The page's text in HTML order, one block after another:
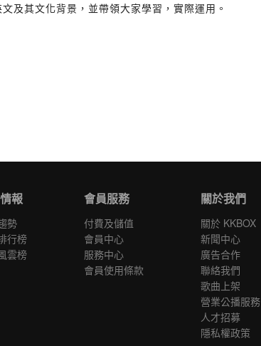
及其文化背景，並帶領大家學習，實際運用。
報
勢
行榜
雲榜
會員服務
付費及儲值
會員中心
服務中心
會員使用條款
關於我們
關於 KKBOX
新聞中心
廣告合作
聯絡我們
歌曲上架
營業公播服務
人才招募
隱私權政策